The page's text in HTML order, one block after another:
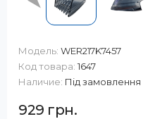
Модель: WER217K7457
Код товара: 1647
Наличие: Під замовлення
929 грн.